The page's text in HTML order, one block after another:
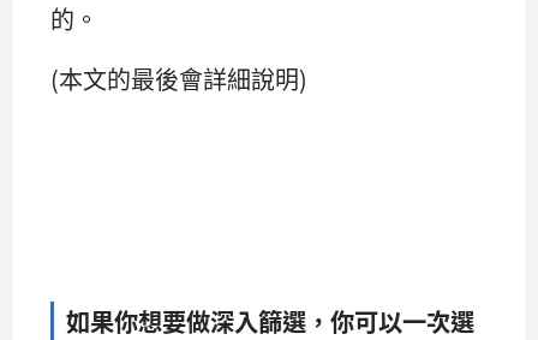
的。
(本文的最後會詳細說明)
如果你想要做深入篩選，你可以一次選